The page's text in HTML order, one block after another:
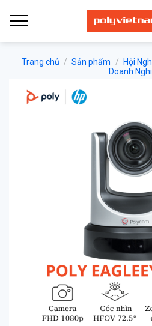
qua
Trang chủ / Sản phẩm / Hội
Doanh